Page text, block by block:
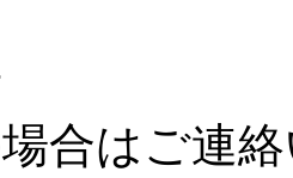
場合はご連